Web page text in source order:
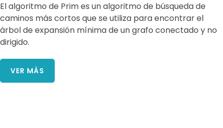
El algoritmo de Prim es un algoritmo de búsqueda de
caminos más cortos que se utiliza para encontrar el
árbol de expansión mínima de un grafo conectado y no
dirigido.
VER MÁS